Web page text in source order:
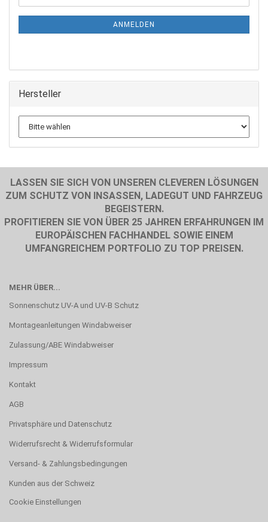
Mail
ANMELDEN
Hersteller
LASSEN SIE SICH VON UNSEREN CLEVEREN LÖSUNGEN
ZUM SCHUTZ VON INSASSEN, LADEGUT UND FAHRZEUG
BEGEISTERN.
PROFITIEREN SIE VON ÜBER 25 JAHREN ERFAHRUNGEN IM
EUROPÄISCHEN FACHHANDEL SOWIE EINEM
UMFANGREICHEM PORTFOLIO ZU TOP PREISEN.
MEHR ÜBER...
Sonnenschutz UV-A und UV-B Schutz
Montageanleitungen Windabweiser
Zulassung/ABE Windabweiser
Impressum
Kontakt
AGB
Privatsphäre und Datenschutz
Widerrufsrecht & Widerrufsformular
Versand- & Zahlungsbedingungen
Kunden aus der Schweiz
Cookie Einstellungen